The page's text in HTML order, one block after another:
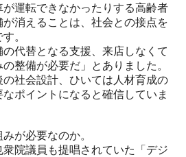
運転できなかったりする高齢者
消えることは、社会との接点を
。
代替となる支援、来店しなくて
整備が必要だ」とありました。
社会設計、ひいては人材育成の
ポイントになると確信していま
が必要なのか。
院議員も提唱されていた「デジ